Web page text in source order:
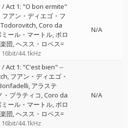
/ Act 1: "O bon ermite"
フアン・ディエゴ・フ
Coro da
ミール・マートル ボロ
団 ヘスス・ロペス=
44.1kHz
N/A
/ Act 1: "C'est bien" --
フアン・ディエゴ・
アラステ
・プラティコ Coro da
ミール・マートル ボロ
団 ヘスス・ロペス=
44.1kHz
N/A